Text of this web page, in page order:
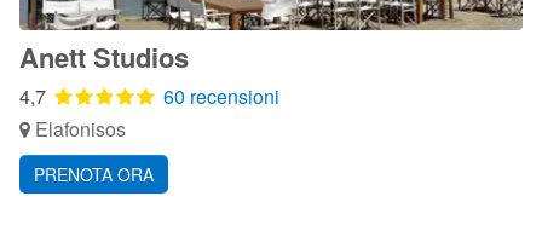
Anett Studios
4,7
60 recensioni
Elafonisos
PRENOTA ORA